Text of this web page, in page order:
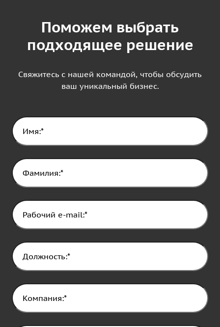
Поможем выбрать
подходящее решение
Свяжитесь с нашей командой, чтобы обсудить
ваш уникальный бизнес.